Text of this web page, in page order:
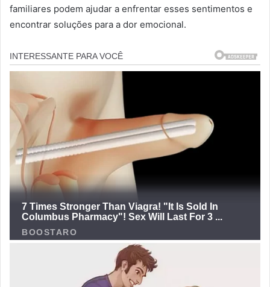
familiares podem ajudar a enfrentar esses sentimentos e
encontrar soluções para a dor emocional.